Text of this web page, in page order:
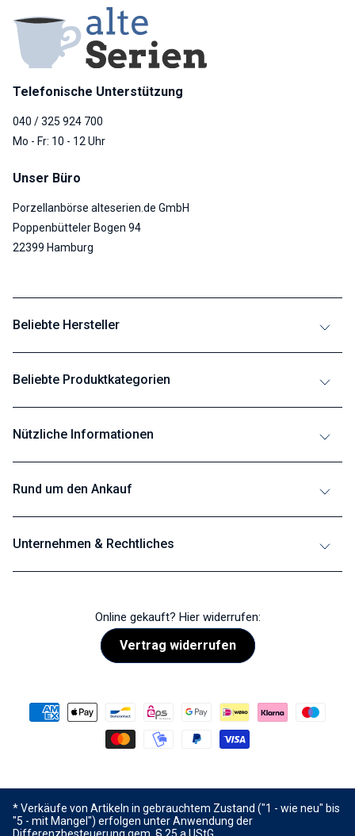
Telefonische Unterstützung
040 / 325 924 700
Mo - Fr: 10 - 12 Uhr
Unser Büro
Porzellanbörse alteserien.de GmbH
Poppenbütteler Bogen 94
22399 Hamburg
Beliebte Hersteller
Beliebte Produktkategorien
Nützliche Informationen
Rund um den Ankauf
Unternehmen & Rechtliches
Online gekauft? Hier widerrufen:
Vertrag widerrufen
* Verkäufe von Artikeln in gebrauchtem Zustand ("1 - wie neu" bis
"5 - mit Mangel") erfolgen unter Anwendung der